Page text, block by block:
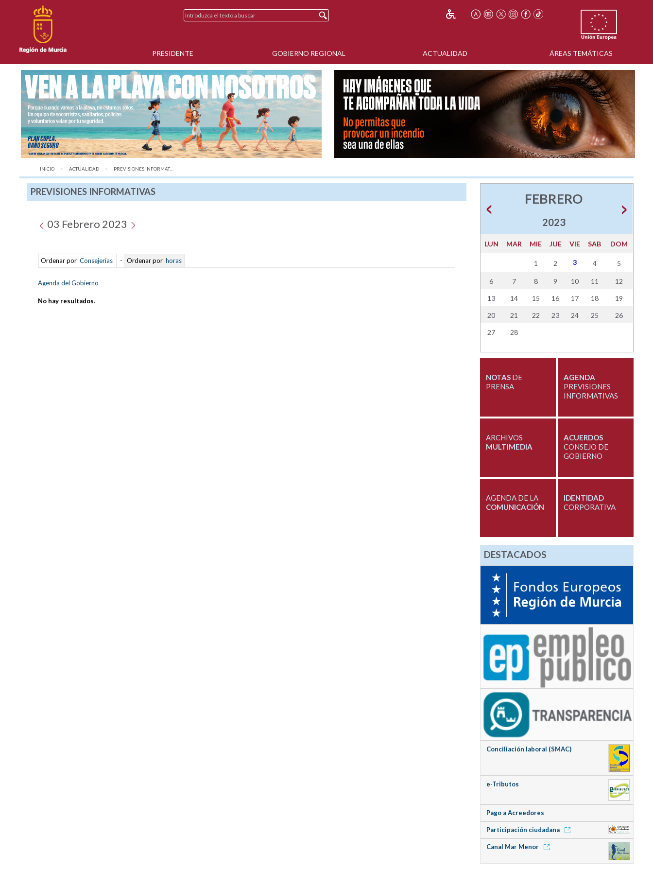
PRESIDENTE GOBIERNO REGIONAL ACTUALIDAD ÁREAS TEMÁTICAS
INICIO ACTUALIDAD AQUÍ:
PREVISIONES INFORMAT...
PREVISIONES INFORMATIVAS
03 Febrero 2023
Ordenar por Consejerías - Ordenar por horas
Agenda del Gobierno
No hay resultados.
FEBRERO
2023
LUN MAR MIE JUE VIE SAB DOM
1 2 3 4 5
6 7 8 9 10 11 12
13 14 15 16 17 18 19
20 21 22 23 24 25 26
27 28
NOTASDE
PRENSA
AGENDA
PREVISIONES
INFORMATIVAS
ARCHIVOS
MULTIMEDIA
ACUERDOS
CONSEJO DE
GOBIERNO
AGENDA DE LA
COMUNICACIÓN
IDENTIDAD
CORPORATIVA
DESTACADOS
Conciliación laboral (SMAC)
e-Tributos
Pago a Acreedores
Participación ciudadana
Canal Mar Menor